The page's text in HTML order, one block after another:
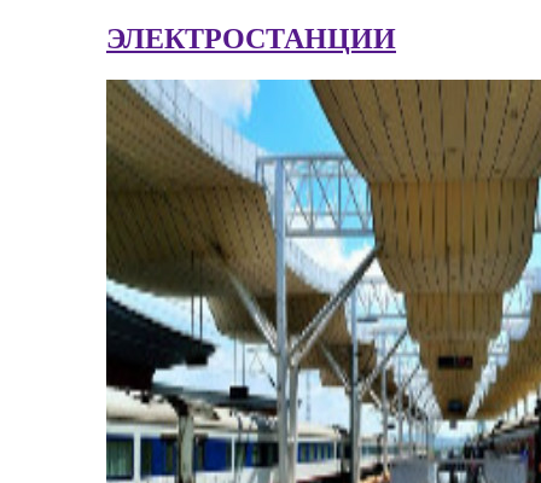
ЭЛЕКТРОСТАНЦИИ